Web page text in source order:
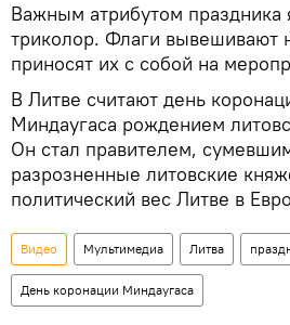
Важным атрибутом праздника
триколор. Флаги вывешивают
приносят их с собой на
В Литве считают день
Миндаугаса рождением
Он стал правителем,
разрозненные литовские
политический вес Литве в
Видео Мультимедиа Литва
День коронации Миндаугаса